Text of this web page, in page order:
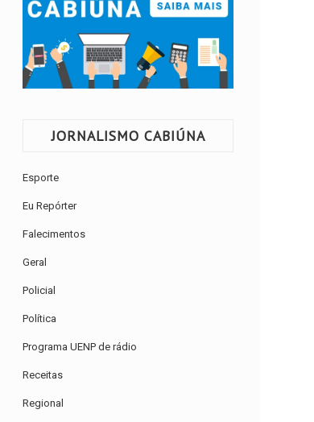
JORNALISMO CABIÚNA
Esporte
Eu Repórter
Falecimentos
Geral
Policial
Política
Programa UENP de rádio
Receitas
Regional